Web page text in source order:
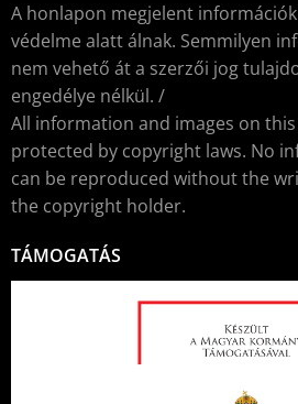
A honlapon megjelent
védelme alatt álnak. Semmilyen
nem vehető át a szerzői jog
engedélye nélkül. /
All information and images on
protected by copyright laws. No
can be reproduced without the
the copyright holder.
TÁMOGATÁS